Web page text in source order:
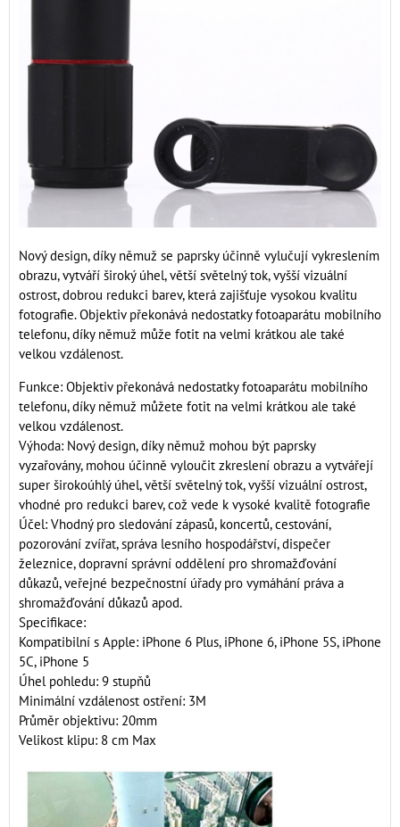
Nový design, díky němuž se paprsky účinně vylučují vykreslením
obrazu, vytváří široký úhel, větší světelný tok, vyšší vizuální
ostrost, dobrou redukci barev, která zajišťuje vysokou kvalitu
fotografie. Objektiv překonává nedostatky fotoaparátu mobilního
telefonu, díky němuž může fotit na velmi krátkou ale také
velkou vzdálenost.
Funkce: Objektiv překonává nedostatky fotoaparátu mobilního
telefonu, díky němuž můžete fotit na velmi krátkou ale také
velkou vzdálenost.
Výhoda: Nový design, díky němuž mohou být paprsky
vyzařovány, mohou účinně vyloučit zkreslení obrazu a vytvářejí
super širokoúhlý úhel, větší světelný tok, vyšší vizuální ostrost,
vhodné pro redukci barev, což vede k vysoké kvalitě fotografie
Účel: Vhodný pro sledování zápasů, koncertů, cestování,
pozorování zvířat, správa lesního hospodářství, dispečer
železnice, dopravní správní oddělení pro shromažďování
důkazů, veřejné bezpečnostní úřady pro vymáhání práva a
shromažďování důkazů apod.
Specifikace:
Kompatibilní s Apple: iPhone 6 Plus, iPhone 6, iPhone 5S, iPhone
5C, iPhone 5
Úhel pohledu: 9 stupňů
Minimální vzdálenost ostření: 3M
Průměr objektivu: 20mm
Velikost klipu: 8 cm Max